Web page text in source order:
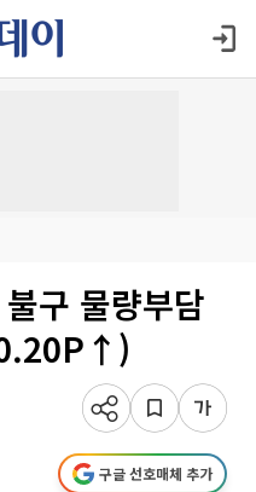
구 물량부담
구글 선호매체 추가